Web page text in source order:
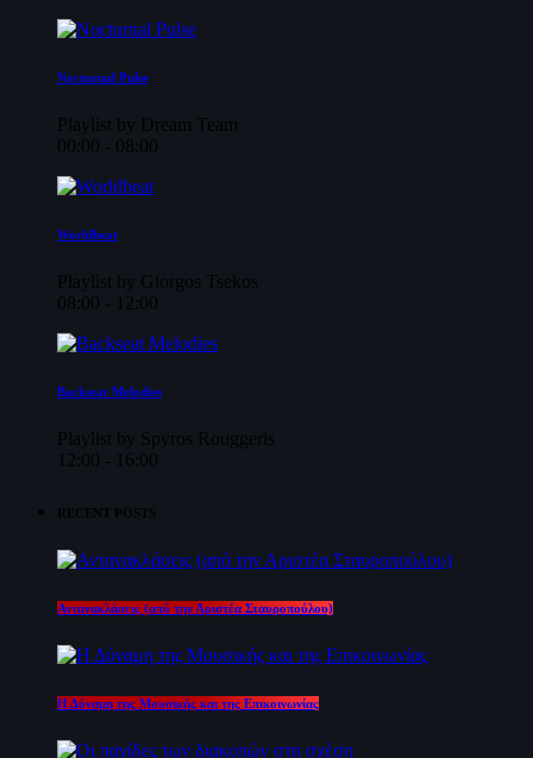
Nocturnal Pulse
Playlist by Dream Team
00:00 - 08:00
Worldbeat
Playlist by Giorgos Tsekos
08:00 - 12:00
Backseat Melodies
Playlist by Spyros Rouggeris
12:00 - 16:00
RECENT POSTS
Αντανακλάσεις (από την Αριστέα Σταυροπούλου)
Η Δύναμη της Μουσικής και της Επικοινωνίας